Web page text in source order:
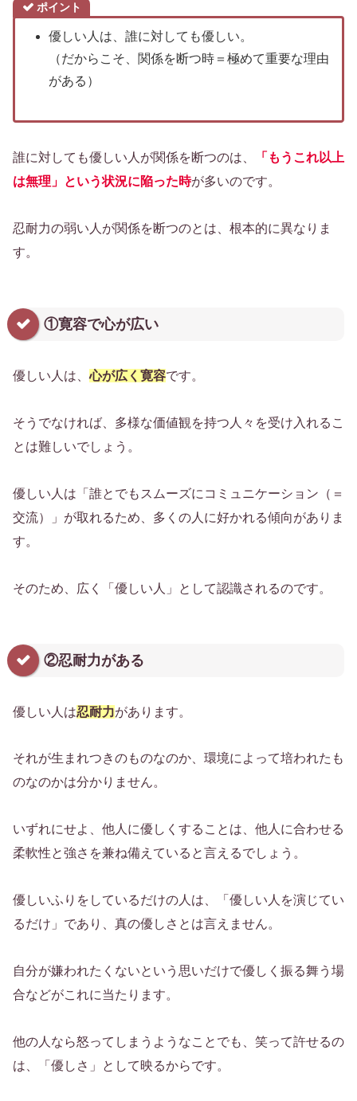
ポイント
優しい人は、誰に対しても優しい。
（だからこそ、関係を断つ時＝極めて重要な理由
がある）
誰に対しても優しい人が関係を断つのは、
「もうこれ以上
は無理」という状況に陥った時が多いのです。
忍耐力の弱い人が関係を断つのとは、根本的に異なりま
す。
①寛容で心が広い
優しい人は、心が広く寛容です。
そうでなければ、多様な価値観を持つ人々を受け入れるこ
とは難しいでしょう。
優しい人は「誰とでもスムーズにコミュニケーション（＝
交流）」が取れるため、多くの人に好かれる傾向がありま
す。
そのため、広く「優しい人」として認識されるのです。
②忍耐力がある
優しい人は忍耐力があります。
それが生まれつきのものなのか、環境によって培われたも
のなのかは分かりません。
いずれにせよ、他人に優しくすることは、他人に合わせる
柔軟性と強さを兼ね備えていると言えるでしょう。
優しいふりをしているだけの人は、「優しい人を演じてい
るだけ」であり、真の優しさとは言えません。
自分が嫌われたくないという思いだけで優しく振る舞う場
合などがこれに当たります。
他の人なら怒ってしまうようなことでも、笑って許せるの
は、「優しさ」として映るからです。